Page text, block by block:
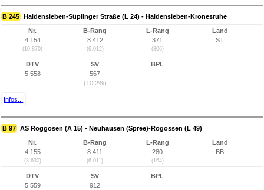
B 245 Haldensleben-Süplinger Straße (L 24) - Haldensleben-Kronesruhe
Nr.
4.154
(10.870)
B-Rang
8.412
(6.012)
L-Rang
371
(306)
Land
ST
DTV
5.558
SV
567
(10,2%)
BPL
Infos...
B 97 AS Roggosen (A 15) - Neuhausen (Spree)-Rogossen (L 49)
Nr.
4.155
(8.630)
B-Rang
8.411
(6.011)
L-Rang
280
(164)
Land
BB
DTV
5.559
SV
912
BPL